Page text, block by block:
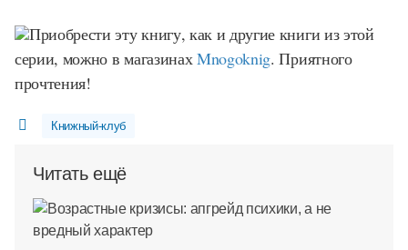
Приобрести эту книгу, как и другие книги из этой
серии, можно в магазинахMnogoknig. Приятного
прочтения!
Книжный-клуб
Читать ещё